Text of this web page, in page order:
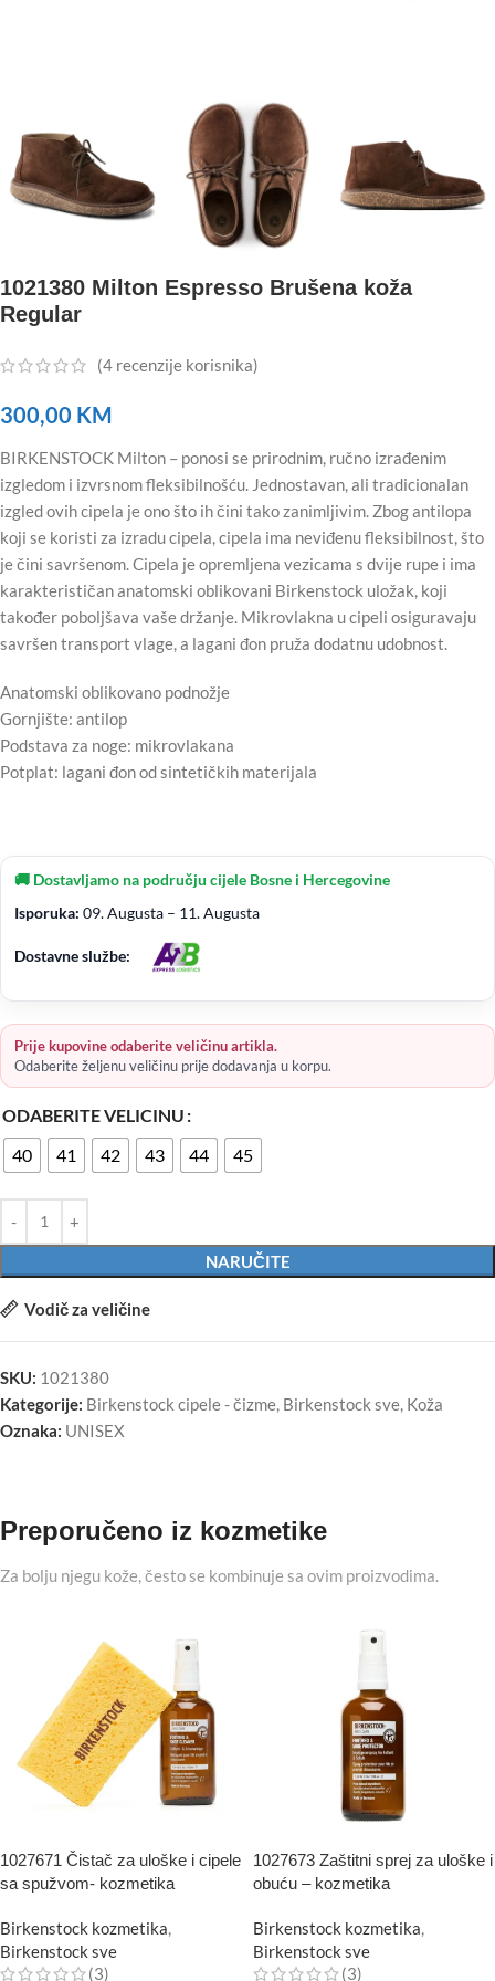
1021380 Milton Espresso Brušena koža
Regular
(4 recenzije korisnika)
300,00 KM
BIRKENSTOCK Milton – ponosi se prirodnim, ručno izrađenim
izgledom i izvrsnom fleksibilnošću. Jednostavan, ali tradicionalan
izgled ovih cipela je ono što ih čini tako zanimljivim. Zbog antilopa
koji se koristi za izradu cipela, cipela ima neviđenu fleksibilnost, što
je čini savršenom. Cipela je opremljena vezicama s dvije rupe i ima
karakterističan anatomski oblikovani Birkenstock uložak, koji
također poboljšava vaše držanje. Mikrovlakna u cipeli osiguravaju
savršen transport vlage, a lagani đon pruža dodatnu udobnost.
Anatomski oblikovano podnožje
Gornjište: antilop
Podstava za noge: mikrovlakana
Potplat: lagani đon od sintetičkih materijala
🚚 Dostavljamo na području cijele Bosne i Hercegovine
Isporuka: 09. Augusta – 11. Augusta
Dostavne službe:
Prije kupovine odaberite veličinu artikla.
Odaberite željenu veličinu prije dodavanja u korpu.
ODABERITE VELICINU
40
41 42 43 44 45
NARUČITE
Vodič za veličine
SKU: 1021380
Kategorije: Birkenstock cipele - čizme Birkenstock sve Koža
Oznaka: UNISEX
Preporučeno iz kozmetike
Za bolju njegu kože, često se kombinuje sa ovim proizvodima.
1027671 Čistač za uloške i cipele
sa spužvom- kozmetika
Birkenstock kozmetika
Birkenstock sve
(3)
1027673 Zaštitni sprej za uloške i
obuću – kozmetika
Birkenstock kozmetika
Birkenstock sve
(3)